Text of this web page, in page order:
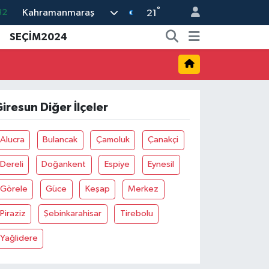
Kahramanmaraş 21 °
SEÇİM2024
Diğer İlçeler
Alucra Bulancak Çamoluk Çanakçi
Dereli Doğankent Espiye Eynesil
Görele Güce Keşap Merkez
Piraziz Şebinkarahisar Tirebolu
Yağlidere